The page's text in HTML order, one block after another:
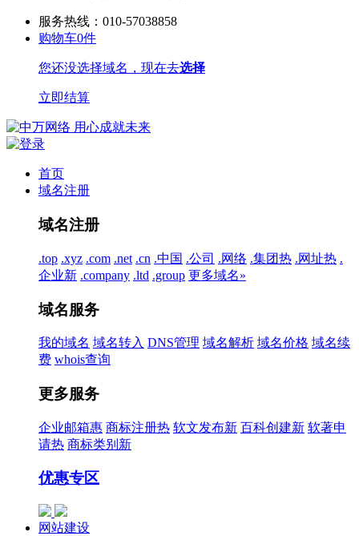
服务热线：010-57038858
购物车0件
您还没选择域名，现在去选择
立即结算
首页
域名注册
域名注册
.top .xyz .com .net .cn .中国 .公司 .网络 .集团热 .网址热 .
企业新 .company .ltd .group 更多域名»
域名服务
我的域名 域名转入 DNS管理 域名解析 域名价格 域名续
费 whois查询
更多服务
企业邮箱惠 商标注册热 软文发布新 百科创建新 软著申
请热 商标类别 新
优惠专区
网站建设